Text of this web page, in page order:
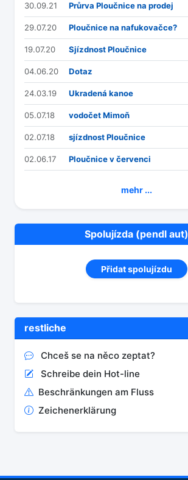
30.09.21 Průrva Ploučnice na prodej
29.07.20 Ploučnice na nafukovačce?
19.07.20 Sjízdnost Ploučnice
04.06.20 Dotaz
24.03.19 Ukradená kanoe
05.07.18 vodočet Mimoň
02.07.18 sjízdnost Ploučnice
02.06.17 Ploučnice v červenci
mehr ...
Spolujízda (pendl aut)
Přidat spolujízdu
restliche
Chceš se na něco zeptat?
Schreibe dein Hot-line
Beschränkungen am Fluss
Zeichenerklärung